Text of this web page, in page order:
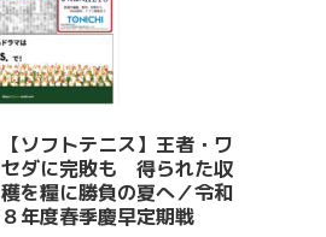
【ソフトテニス】王者・ワ
セダに完敗も 得られた収
穫を糧に勝負の夏へ／令和
８年度春季慶早定期戦